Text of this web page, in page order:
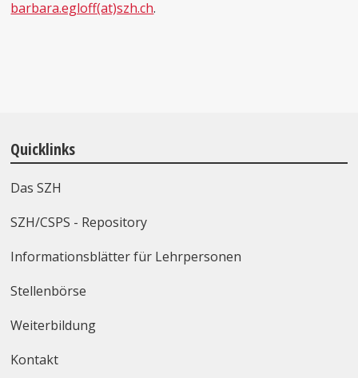
barbara.egloff(at)szh.ch.
Quicklinks
Das SZH
SZH/CSPS - Repository
Informationsblätter für Lehrpersonen
Stellenbörse
Weiterbildung
Kontakt